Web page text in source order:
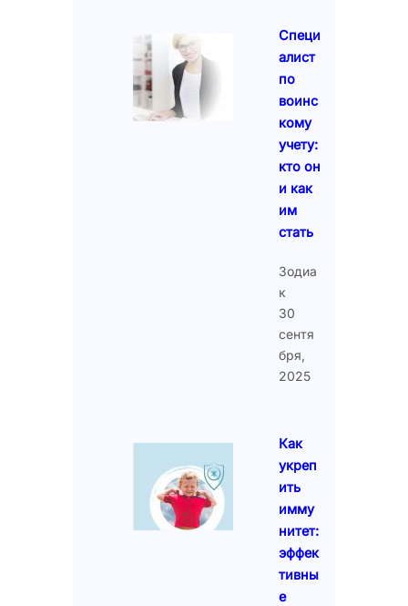
Специ
алист
по
воинс
кому
учету:
кто он
и как
им
стать
Зодиа
к
30
сентя
бря,
2025
Как
укреп
ить
имму
нитет:
эффек
тивны
е